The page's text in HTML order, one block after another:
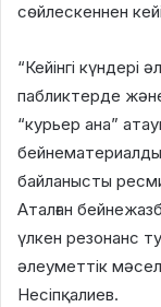
сөйлескеннен
“Кейінгі күндері
пабликтерде
“курьер ана”
байланысты
Аталған
үлкен резонанс
әлеуметтік
Несіпқалиев.